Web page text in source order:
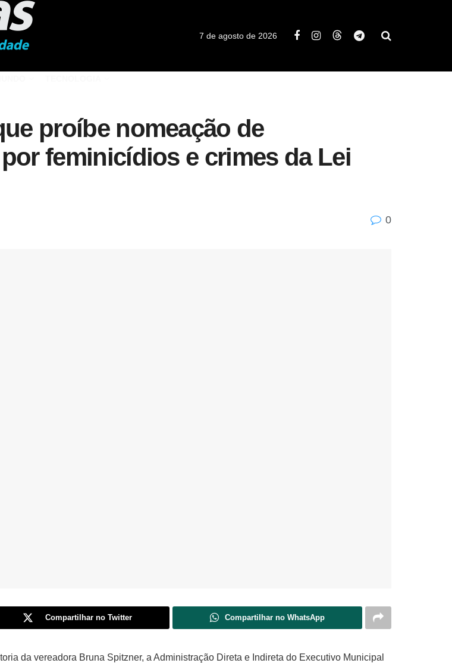
7 de agosto de 2026
proíbe nomeação de
feminicídios e crimes da Lei
0
Compartilhar no Twitter Compartilhar no WhatsApp
da vereadora Bruna Spitzner, a Administração Direta e Indireta do Executivo Municipal